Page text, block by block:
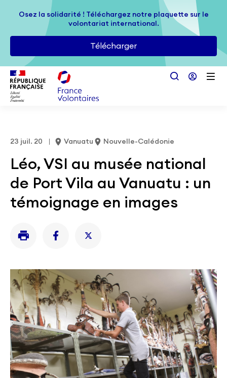
Passer au contenu principal
Osez la solidarité ! Téléchargez notre plaquette sur le
volontariat international.
Télécharger
Osez la solidarité ! Téléchargez notre plaquette sur le
volontariat international.
Télécharger
23 juil. 20 Vanuatu Nouvelle-Calédonie
Léo, VSI au musée national
de Port Vila au Vanuatu : un
témoignage en images